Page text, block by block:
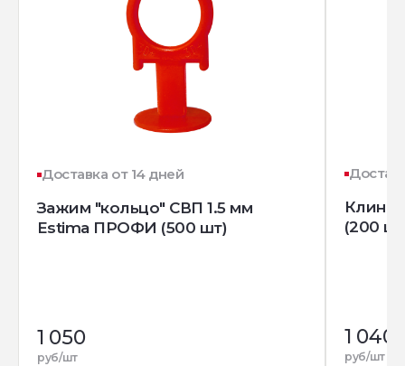
Доставка от 14 дней
Зажим "кольцо" СВП 1.5 мм
Estima ПРОФИ (500 шт)
1 050
руб/шт
Клин
(200
1 040
руб/шт